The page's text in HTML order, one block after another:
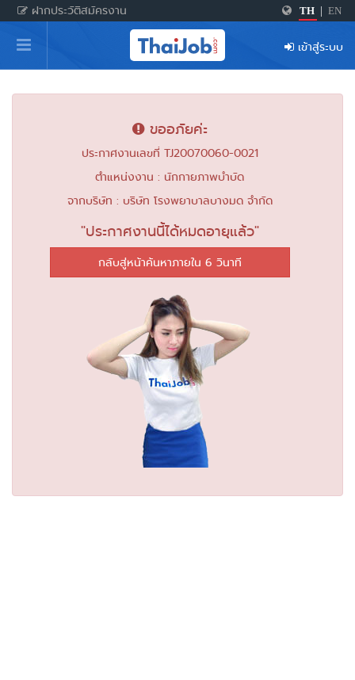
ฝากประวัติสมัครงาน TH EN
หน้าหลัก
ผู้สมัครงาน: เข้าสู่ระบบ
ฝากประวัติสมัครงาน
สำหรับผู้ประกอบการ
เข้าสู่ระบบ
ขออภัยค่ะ
ประกาศงานเลขที่ TJ20070060-0021
ตำแหน่งงาน : นักกายภาพบำบัด
จากบริษัท : บริษัท โรงพยาบาลบางมด จำกัด
"ประกาศงานนี้ได้หมดอายุแล้ว"
กลับสู่หน้าค้นหาภายใน 6 วินาที